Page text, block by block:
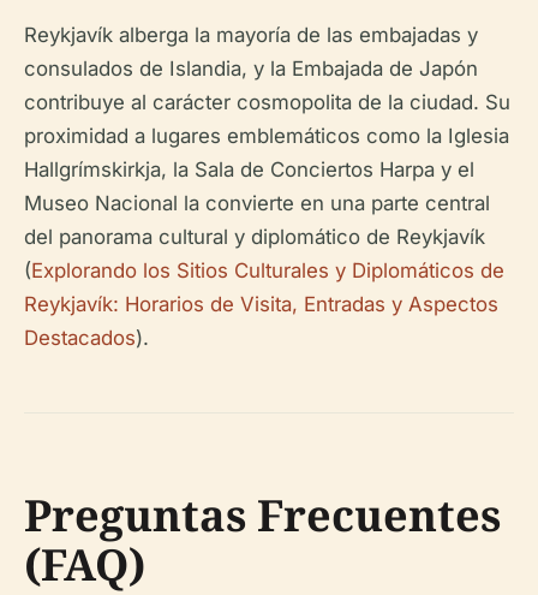
Reykjavík alberga la mayoría de las embajadas y
consulados de Islandia, y la Embajada de Japón
contribuye al carácter cosmopolita de la ciudad. Su
proximidad a lugares emblemáticos como la Iglesia
Hallgrímskirkja, la Sala de Conciertos Harpa y el
Museo Nacional la convierte en una parte central
del panorama cultural y diplomático de Reykjavík
(Explorando los Sitios Culturales y Diplomáticos de
Reykjavík: Horarios de Visita, Entradas y Aspectos
Destacados).
Preguntas Frecuentes
(FAQ)